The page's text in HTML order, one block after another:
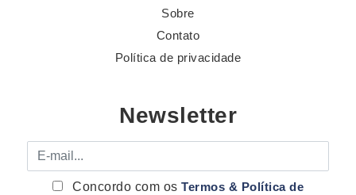
Sobre
Contato
Política de privacidade
Newsletter
E-mail
Concordo com osTermos & Política de